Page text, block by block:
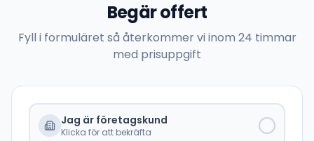
Begär offert
Fyll i formuläret så återkommer vi inom 24 timmar
med prisuppgift
Jag är företagskund
Klicka för att bekräfta